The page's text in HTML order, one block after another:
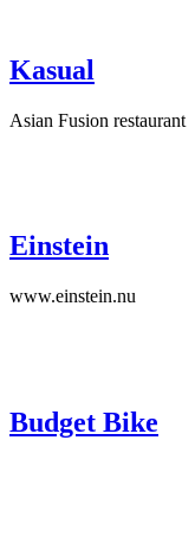
Kasual
Asian Fusion restaurant
Einstein
www.einstein.nu
Budget Bike